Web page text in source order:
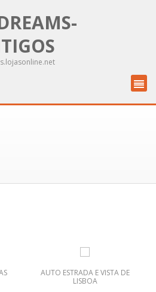
AUTO ESTRADA E VISTA DE
LISBOA